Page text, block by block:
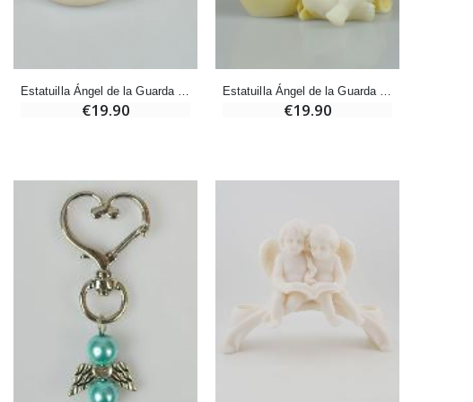
€15.00 €12.00
€7.90
Estatuilla Ángel de la Guarda Protector Dormido en su Nube - 9 cm
€19.90
Estatuilla Ángel de la Guarda Protector Corazón Dormido de Alabastro - 9 cm
€19.90